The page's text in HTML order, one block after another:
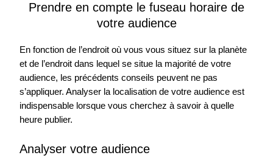
Prendre en compte le fuseau horaire de
votre audience
En fonction de l’endroit où vous vous situez sur la planète
et de l’endroit dans lequel se situe la majorité de votre
audience, les précédents conseils peuvent ne pas
s’appliquer. Analyser la localisation de votre audience est
indispensable lorsque vous cherchez à savoir à quelle
heure publier.
Analyser votre audience